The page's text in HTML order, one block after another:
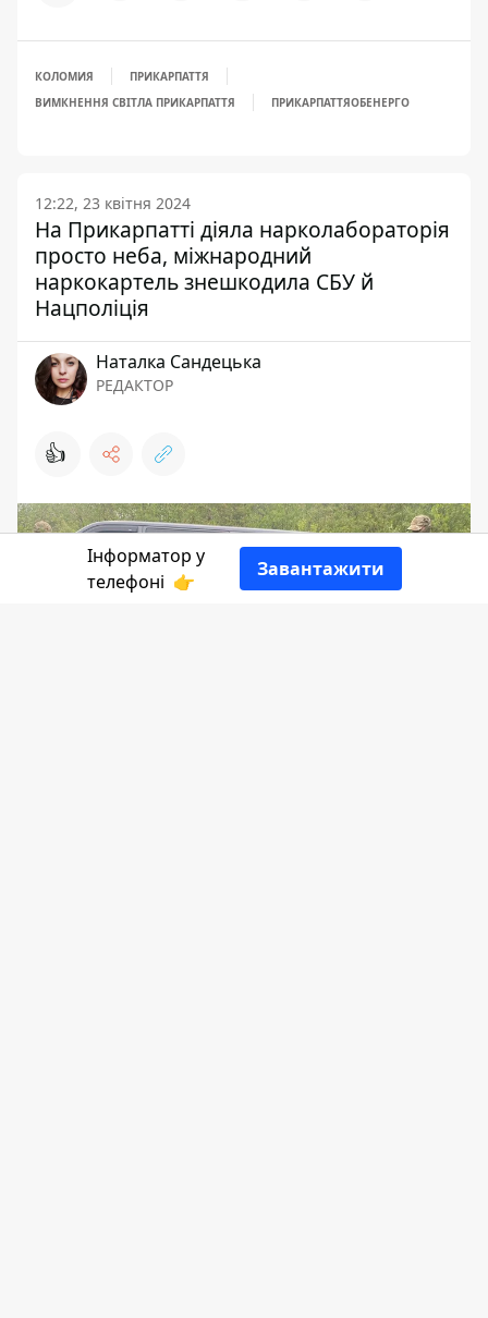
КОЛОМИЯ
ПРИКАРПАТТЯ
ВИМКНЕННЯ СВІТЛА ПРИКАРПАТТЯ
ПРИКАРПАТТЯОБЕНЕРГО
12:22, 23 квітня 2024
На Прикарпатті діяла нарколабораторія
просто неба, міжнародний
наркокартель знешкодила СБУ й
Нацполіція
Наталка Сандецька
РЕДАКТОР
👍
Інформатор у
телефоні 👉
Завантажити